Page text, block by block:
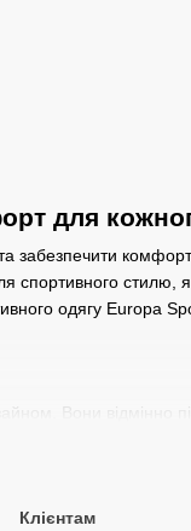
для
забезпечити
спортивного стилю,
одягу Europa
Клієнтам